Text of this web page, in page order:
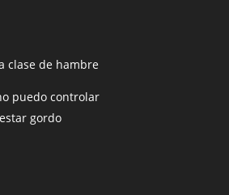
clase de hambre
puedo controlar
gordo